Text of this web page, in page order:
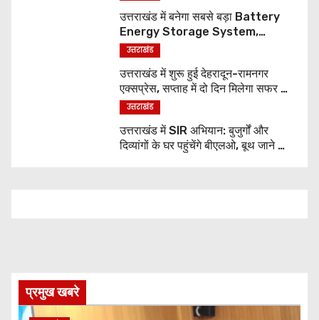
उत्तराखंड में बनेगा सबसे बड़ा Battery
Energy Storage System,
UJVNL लगाएगा 352 करोड़ का प्रोजेक्ट
उत्तराखंड
उत्तराखंड में शुरू हुई देहरादून-रामनगर
एक्सप्रेस, सप्ताह में दो दिन मिलेगा सफर का
नया विकल्प
उत्तराखंड
उत्तराखंड में SIR अभियान: बुजुर्गों और
दिव्यांगों के घर पहुंचेंगे बीएलओ, बूथ जाने की
प्रमुख खबरे